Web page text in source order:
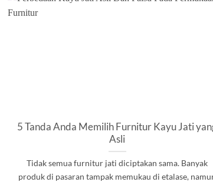
5 Tanda Anda Memilih Furnitur Kayu Jati
Asli
Tidak semua furnitur jati diciptakan sama. Banyak
produk di pasaran tampak memukau di etalase,